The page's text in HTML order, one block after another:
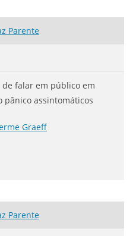
Parente
falar em público em
pânico assintomáticos
Graeff
Parente